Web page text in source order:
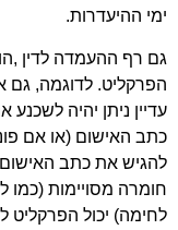
ימי ההיעדרות.
גם רף ההעמדה לדין
הפרקליט. לדוגמה, גם
עדיין ניתן יהיה
כתב האישום (או אם
להגיש את כתב
חומרה מסויימות (כמו
לחימה) יכול הפרקליט